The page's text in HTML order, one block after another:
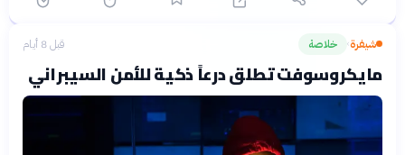
شيفرة› خلاصة قبل 8 أيام
مايكروسوفت تطلق درعاً ذكية للأمن السيبراني